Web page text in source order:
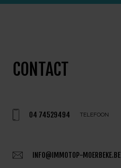
CONTACT
04 74529494 TELEFOON
INFO@IMMOTOP-MOERBEKE.BE